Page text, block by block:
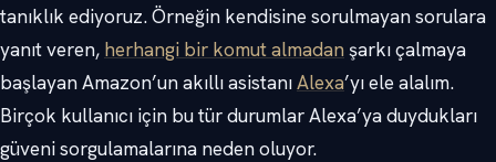
tanıklık ediyoruz. Örneğin kendisine sorulmayan sorulara
yanıt veren, herhangi bir komut almadan şarkı çalmaya
başlayan Amazon’un akıllı asistanıAlexa’yı ele alalım.
Birçok kullanıcı için bu tür durumlar Alexa’ya duydukları
güveni sorgulamalarına neden oluyor.